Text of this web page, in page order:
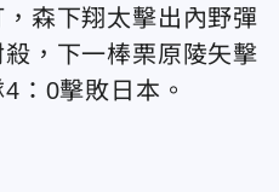
森下翔太擊出內野彈
，下一棒栗原陵矢擊
：0擊敗日本。